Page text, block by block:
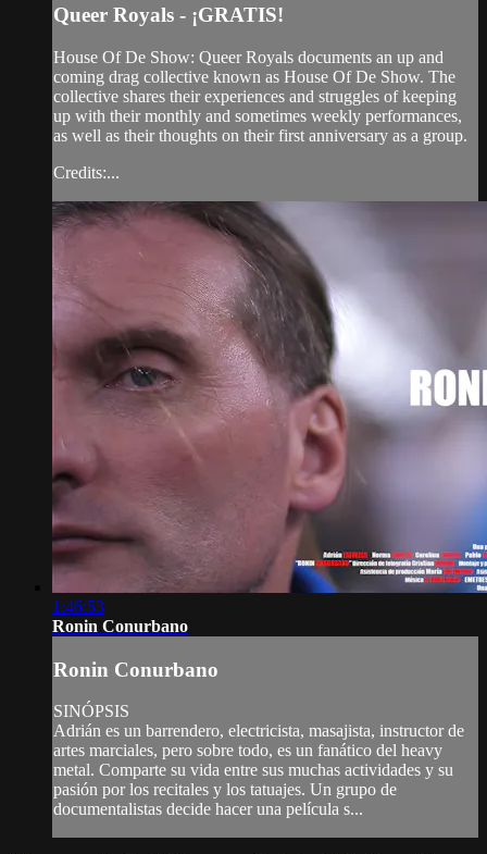
Queer Royals - ¡GRATIS!
House Of De Show: Queer Royals documents an up and
coming drag collective known as House Of De Show. The
collective shares their experiences and struggles of keeping
up with their monthly and sometimes weekly performances,
as well as their thoughts on their first anniversary as a group.
Credits:...
1:46:53
Ronin Conurbano
Ronin Conurbano
SINÓPSIS
Adrián es un barrendero, electricista, masajista, instructor de
artes marciales, pero sobre todo, es un fanático del heavy
metal. Comparte su vida entre sus muchas actividades y su
pasión por los recitales y los tatuajes. Un grupo de
documentalistas decide hacer una película s...